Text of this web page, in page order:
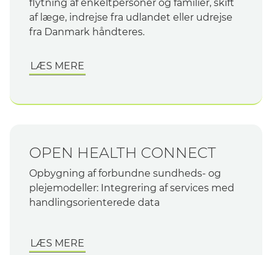
flytning af enkeltpersoner og familier, skift
af læge, indrejse fra udlandet eller udrejse
fra Danmark håndteres.
LÆS MERE
OPEN HEALTH CONNECT
Opbygning af forbundne sundheds- og
plejemodeller: Integrering af services med
handlingsorienterede data
LÆS MERE